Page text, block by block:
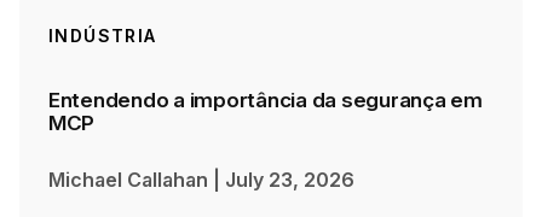
INDÚSTRIA
Entendendo a importância da segurança em
MCP
Michael Callahan July 23, 2026